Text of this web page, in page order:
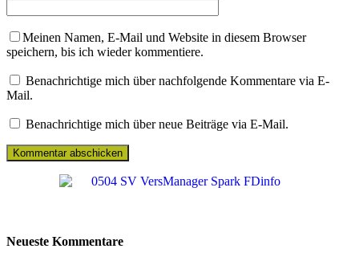
Meinen Namen, E-Mail und Website in diesem Browser
speichern, bis ich wieder kommentiere.
Benachrichtige mich über nachfolgende Kommentare via E-
Mail.
Benachrichtige mich über neue Beiträge via E-Mail.
Neueste Kommentare